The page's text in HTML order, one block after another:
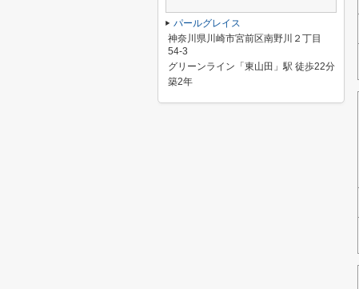
パールグレイス
神奈川県川崎市宮前区南野川２丁目
54-3
グリーンライン「東山田」駅 徒歩22分
築2年